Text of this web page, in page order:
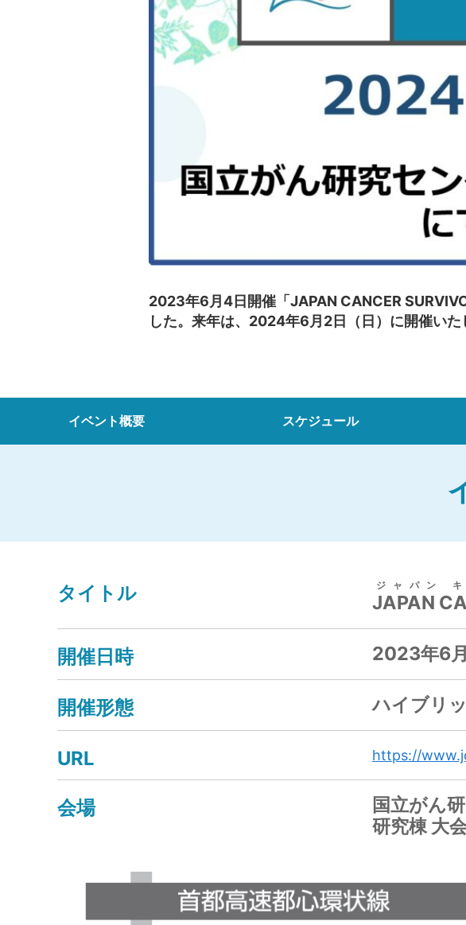
2023年6月4日開催「JAPAN CANCER
した。来年は、2024年6月2日（日）に開催いた
イベント概要 スケジュール
タイトル JAPAN
ジャパン
開催日時 2023年6
開催形態 ハイブリ
URL https://
会場
国立がん
研究棟 大